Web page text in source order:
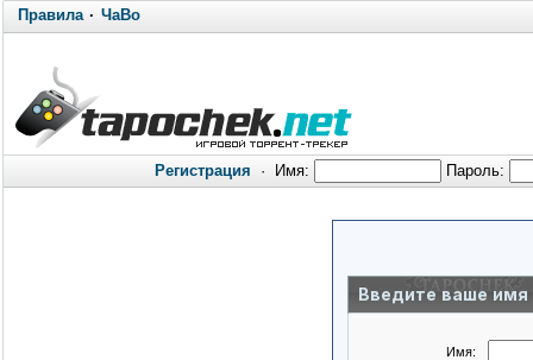
Правила· ЧаВо
Регистрация · Имя: Пароль:
Введите ваше имя
Имя: